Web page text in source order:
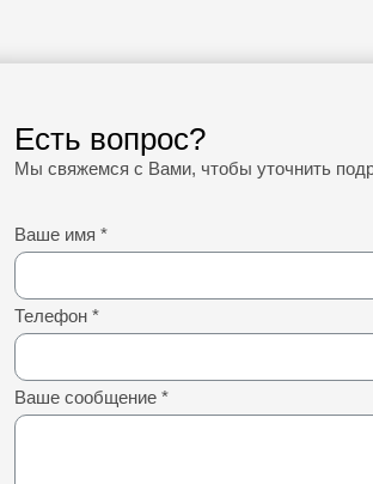
Есть вопрос?
Мы свяжемся с Вами, чтобы уточнить
Ваше имя *
Телефон *
Ваше сообщение *